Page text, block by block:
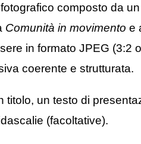
composto da
Comunità in movimento e
in formato JPEG (3:2
coerente e strutturata.
un testo di
(facoltative).